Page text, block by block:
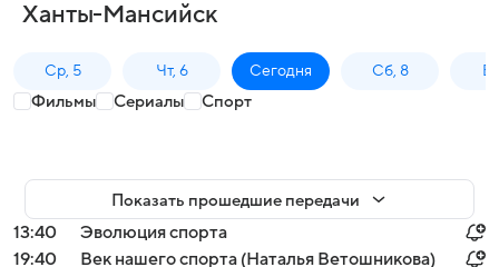
Ханты-Мансийск
Ср, 5 Чт, 6 Сегодня Сб, 8
Фильмы Сериалы Спорт
Показать прошедшие передачи
13:40
Эволюция спорта
19:40
Век нашего спорта (Наталья Ветошникова)